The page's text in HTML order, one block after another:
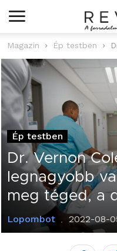
Magazin Ép testben
Ép testben
Dr. Vernon
legnagyobb
meg téged, a
Lopombot 2022-08-